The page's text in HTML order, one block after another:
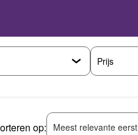
Prijs
op: Meest relevante eerst